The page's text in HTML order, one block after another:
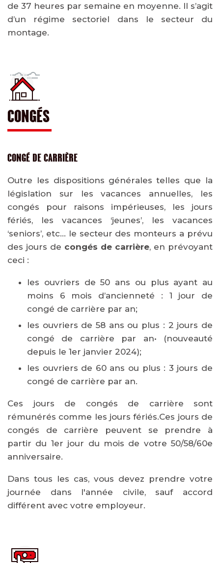
de 37 heures par semaine en moyenne. Il s’agit
d’un régime sectoriel dans le secteur du
montage.
CONGÉS
CONGÉ DE CARRIÈRE
Outre les dispositions générales telles que la
législation sur les vacances annuelles, les
congés pour raisons impérieuses, les jours
fériés, les vacances ‘jeunes’, les vacances
‘seniors’, etc… le secteur des monteurs a prévu
des jours de congés de carrière, en prévoyant
ceci :
les ouvriers de 50 ans ou plus ayant au
moins 6 mois d’ancienneté : 1 jour de
congé de carrière par an;
les ouvriers de 58 ans ou plus : 2 jours de
congé de carrière par an• (nouveauté
depuis le 1er janvier 2024);
les ouvriers de 60 ans ou plus : 3 jours de
congé de carrière par an.
Ces jours de congés de carrière sont
rémunérés comme les jours fériés.Ces jours de
congés de carrière peuvent se prendre à
partir du 1er jour du mois de votre 50/58/60e
anniversaire.
Dans tous les cas, vous devez prendre votre
journée dans l'année civile, sauf accord
différent avec votre employeur.